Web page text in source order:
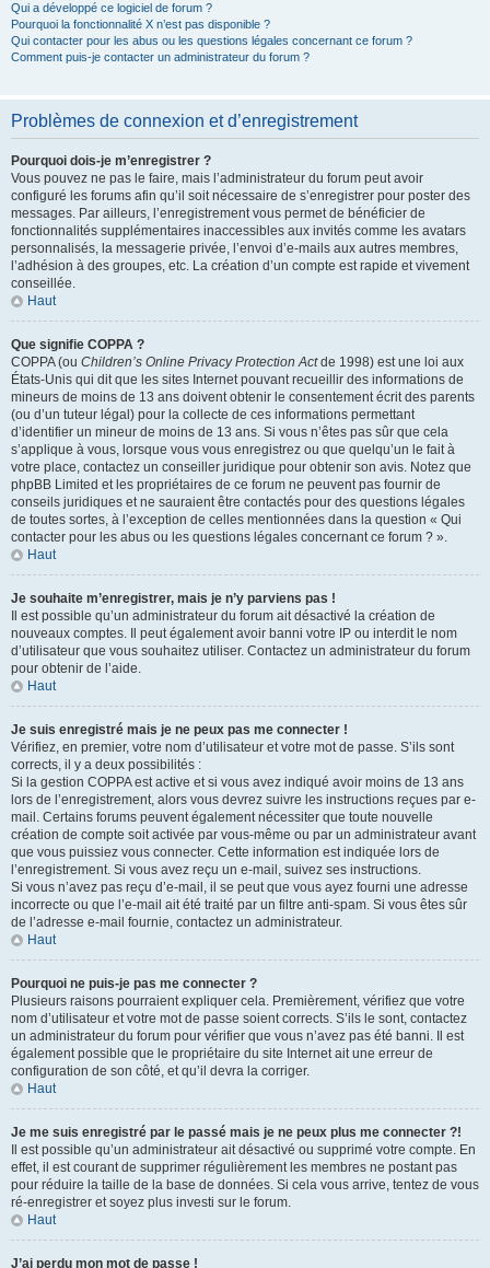
Qui a développé ce logiciel de forum ?
Pourquoi la fonctionnalité X n’est pas disponible ?
Qui contacter pour les abus ou les questions légales concernant ce forum ?
Comment puis-je contacter un administrateur du forum ?
Problèmes de connexion et d’enregistrement
Pourquoi dois-je m’enregistrer ?
Vous pouvez ne pas le faire, mais l’administrateur du forum peut avoir
configuré les forums afin qu’il soit nécessaire de s’enregistrer pour poster des
messages. Par ailleurs, l’enregistrement vous permet de bénéficier de
fonctionnalités supplémentaires inaccessibles aux invités comme les avatars
personnalisés, la messagerie privée, l’envoi d’e-mails aux autres membres,
l’adhésion à des groupes, etc. La création d’un compte est rapide et vivement
conseillée.
Haut
Que signifie COPPA ?
COPPA (ou Children’s Online Privacy Protection Actde 1998) est une loi aux
États-Unis qui dit que les sites Internet pouvant recueillir des informations de
mineurs de moins de 13 ans doivent obtenir le consentement écrit des parents
(ou d’un tuteur légal) pour la collecte de ces informations permettant
d’identifier un mineur de moins de 13 ans. Si vous n’êtes pas sûr que cela
s’applique à vous, lorsque vous vous enregistrez ou que quelqu’un le fait à
votre place, contactez un conseiller juridique pour obtenir son avis. Notez que
phpBB Limited et les propriétaires de ce forum ne peuvent pas fournir de
conseils juridiques et ne sauraient être contactés pour des questions légales
de toutes sortes, à l’exception de celles mentionnées dans la question « Qui
contacter pour les abus ou les questions légales concernant ce forum ? ».
Haut
Je souhaite m’enregistrer, mais je n’y parviens pas !
Il est possible qu’un administrateur du forum ait désactivé la création de
nouveaux comptes. Il peut également avoir banni votre IP ou interdit le nom
d’utilisateur que vous souhaitez utiliser. Contactez un administrateur du forum
pour obtenir de l’aide.
Haut
Je suis enregistré mais je ne peux pas me connecter !
Vérifiez, en premier, votre nom d’utilisateur et votre mot de passe. S’ils sont
corrects, il y a deux possibilités :
Si la gestion COPPA est active et si vous avez indiqué avoir moins de 13 ans
lors de l’enregistrement, alors vous devrez suivre les instructions reçues par e-
mail. Certains forums peuvent également nécessiter que toute nouvelle
création de compte soit activée par vous-même ou par un administrateur avant
que vous puissiez vous connecter. Cette information est indiquée lors de
l’enregistrement. Si vous avez reçu un e-mail, suivez ses instructions.
Si vous n’avez pas reçu d’e-mail, il se peut que vous ayez fourni une adresse
incorrecte ou que l’e-mail ait été traité par un filtre anti-spam. Si vous êtes sûr
de l’adresse e-mail fournie, contactez un administrateur.
Haut
Pourquoi ne puis-je pas me connecter ?
Plusieurs raisons pourraient expliquer cela. Premièrement, vérifiez que votre
nom d’utilisateur et votre mot de passe soient corrects. S’ils le sont, contactez
un administrateur du forum pour vérifier que vous n’avez pas été banni. Il est
également possible que le propriétaire du site Internet ait une erreur de
configuration de son côté, et qu’il devra la corriger.
Haut
Je me suis enregistré par le passé mais je ne peux plus me connecter ?!
Il est possible qu’un administrateur ait désactivé ou supprimé votre compte. En
effet, il est courant de supprimer régulièrement les membres ne postant pas
pour réduire la taille de la base de données. Si cela vous arrive, tentez de vous
ré-enregistrer et soyez plus investi sur le forum.
Haut
J’ai perdu mon mot de passe !